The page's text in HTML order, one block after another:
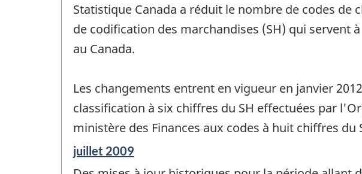
référence
de
-
Statistique Canada a réduit le nombre de codes
de codification des marchandises (SH) qui servent
au Canada.
Les changements entrent en vigueur en janvier
classification à six chiffres du SH effectuées par
ministère des Finances aux codes à huit chiffres du
Période
juillet 2009